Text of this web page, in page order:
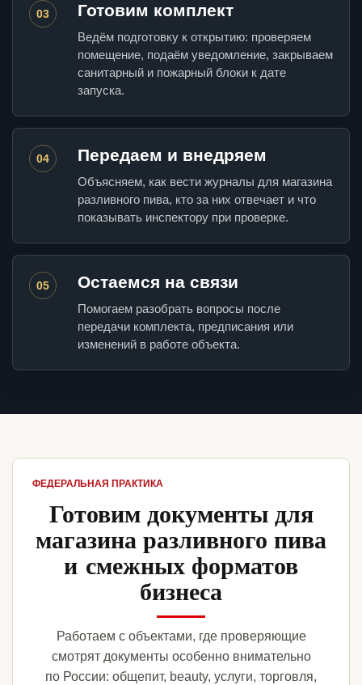
03 Готовим комплект
Ведём подготовку к открытию: проверяем
помещение, подаём уведомление, закрываем
санитарный и пожарный блоки к дате
запуска.
04 Передаем и внедряем
Объясняем, как вести журналы для магазина
разливного пива, кто за них отвечает и что
показывать инспектору при проверке.
05 Остаемся на связи
Помогаем разобрать вопросы после
передачи комплекта, предписания или
изменений в работе объекта.
ФЕДЕРАЛЬНАЯ ПРАКТИКА
Готовим документы для
магазина разливного пива
и смежных форматов
бизнеса
Работаем с объектами, где проверяющие
смотрят документы особенно внимательно
по России: общепит, beauty, услуги, торговля,